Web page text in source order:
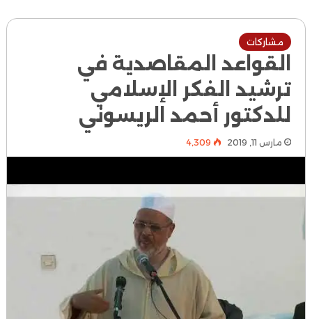
مشاركات
القواعد المقاصدية في
ترشيد الفكر الإسلامي
للدكتور أحمد الريسوني
مارس 11, 2019 4٬309